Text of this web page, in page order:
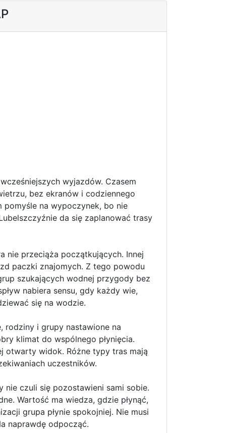
wyjazdów. Czasem
bez ekranów i codziennego
na wypoczynek, bo nie
da się zaplanować trasy
nie przeciąża początkujących. Innej
paczki znajomych. Z tego powodu
szukających wodnej przygody bez
nabiera sensu, gdy każdy wie,
się na wodzie.
rodziny i grupy nastawione na
klimat do wspólnego płynięcia.
otwarty widok. Różne typy tras mają
uczestników.
nie czuli się pozostawieni sami sobie.
Wartość ma wiedza, gdzie płynąć,
grupa płynie spokojniej. Nie musi
naprawdę odpocząć.